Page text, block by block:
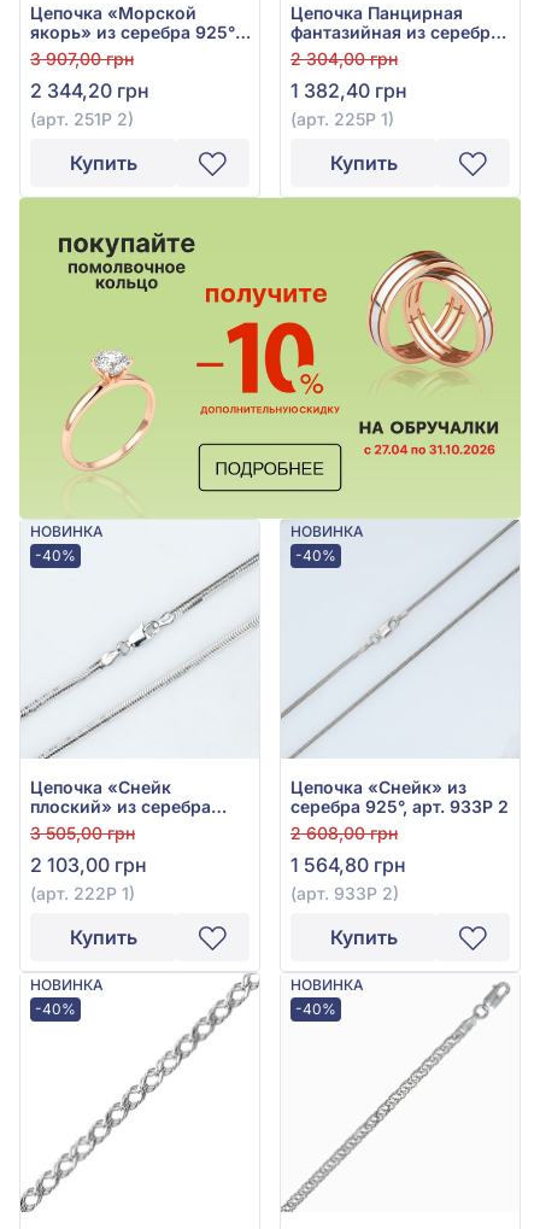
Цепочка «Морской
якорь» из серебра 925°,
арт. 251Р 2
3 907,00 грн
2 344,20 грн
(арт. 251Р 2)
Купить
Цепочка Панцирная
фантазийная из серебра
925°, арт. 225Р 1
2 304,00 грн
1 382,40 грн
(арт. 225Р 1)
Купить
НОВИНКА
-40%
Цепочка «Снейк
плоский» из серебра
925°, арт. 222Р 1
3 505,00 грн
2 103,00 грн
(арт. 222Р 1)
Купить
НОВИНКА
-40%
Цепочка «Снейк» из
серебра 925°, арт. 933Р 2
2 608,00 грн
1 564,80 грн
(арт. 933Р 2)
Купить
НОВИНКА
-40%
НОВИНКА
-40%